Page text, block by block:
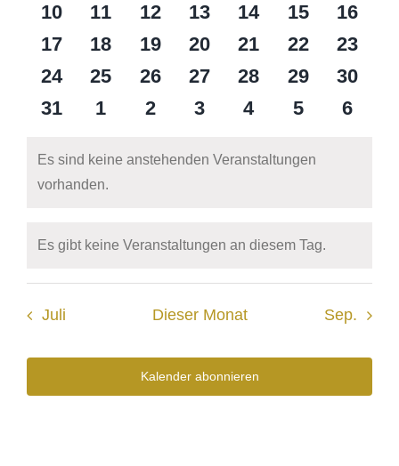
0
Veranstaltungen
10
0
Veranstaltungen
11
0
Veranstaltungen
12
0
Veranstaltungen
13
0
Veranstaltungen
14
0
15
0
16
0
Veranstaltungen
17
0
Veranstaltungen
18
0
Veranstaltungen
19
0
Veranstaltungen
20
0
Veranstaltungen
21
0
22
0
23
0
Veranstaltungen
24
0
Veranstaltungen
25
0
Veranstaltungen
26
0
Veranstaltungen
27
0
Veranstaltungen
28
0
29
0
30
0
31
0
1
0
2
0
3
0
4
0
5
0
6
Hinweis
Es sind keine anstehenden Veranstaltungen
vorhanden.
Hinweis
Es gibt keine Veranstaltungen an diesem Tag.
Juli Dieser Monat Sep.
Kalender abonnieren